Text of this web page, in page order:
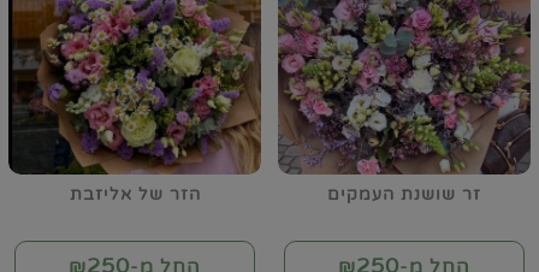
זר שושנת העמקים
החל מ-₪250
הזר של אליזבת
החל מ-₪250